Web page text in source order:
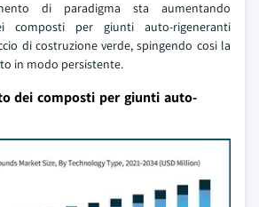
di paradigma sta aumentando
composti per giunti auto-rigeneranti
di costruzione verde, spingendo cosi la
in modo persistente.
dei composti per giunti auto-